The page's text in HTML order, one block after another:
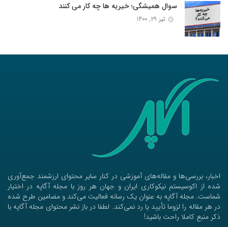
سوال همیشگی؛ خیریه ها چه کار می کنند
تیر ۲۹, ۱۴۰۰
اخبار، بررسی‌ها و مقاله‌های آموزشی در کنار سایر محتوای ارزشمند جمع‌آوری
شده از اکوسیستم نیکوکاری ایران و جهان هر روز با مجله آگاپه در اختیار
شماست. مجله آگاپه به عنوان یک رسانه فعالیت می‌کند و مضامین طرح شده
در هر مقاله را لزوما تأیید یا رد نمی‌کند. لطفا در باز نشر محتوای مجله آگاپه با
ذکر منبع کاملا راحت باشید!